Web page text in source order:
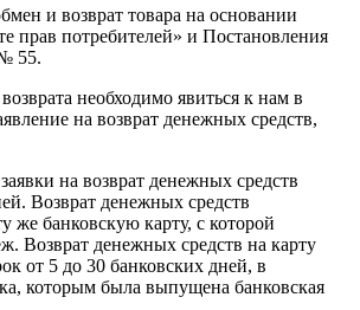
и возврат товара на основании
прав потребителей» и Постановления
55.
необходимо явиться к нам в
на возврат денежных средств,
на возврат денежных средств
Возврат денежных средств
же банковскую карту, с которой
Возврат денежных средств на карту
от 5 до 30 банковских дней, в
которым была выпущена банковская